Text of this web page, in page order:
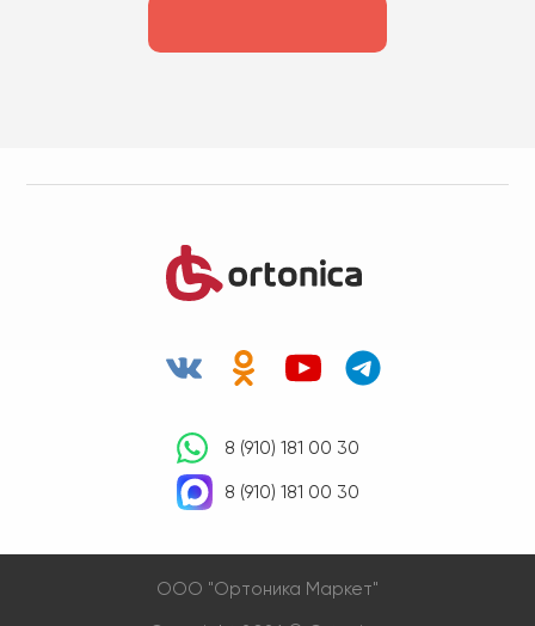
8 (910) 181 00 30
8 (910) 181 00 30
OOO "Ортоника Маркет"